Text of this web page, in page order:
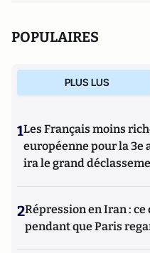
POPULAIRES
PLUS LUS
1Les Français moins
européenne pour la 3e
ira le grand
2Répression en Iran :
pendant que Paris